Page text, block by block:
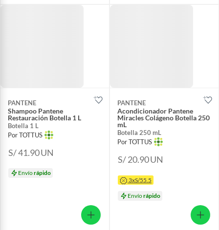
PANTENE
Shampoo Pantene
Restauración Botella 1 L
Botella 1 L
Por TOTTUS
S/ 41.90UN
Envíorápido
PANTENE
Acondicionador Pantene
Miracles Colágeno Botella 250
mL
Botella 250 mL
Por TOTTUS
S/ 20.90UN
3xS/55.5
Envíorápido